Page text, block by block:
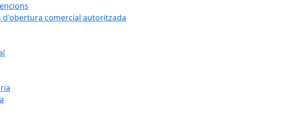
d'obertura comercial autoritzada